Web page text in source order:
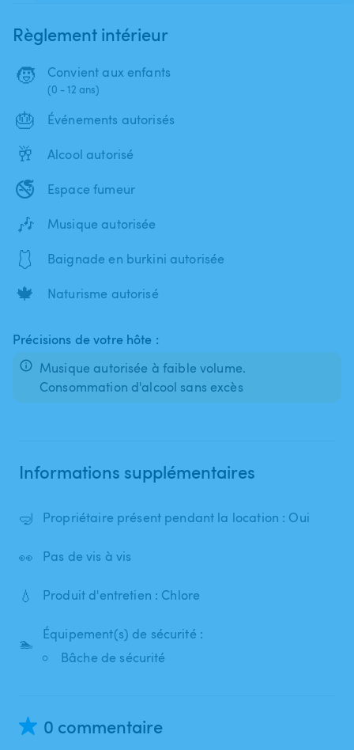
Règlement intérieur
🧒 Convient aux enfants
(0 - 12 ans)
🎂 Événements autorisés
🥂 Alcool autorisé
🚭 Espace fumeur
🎶 Musique autorisée
🩱 Baignade en burkini autorisée
🍁 Naturisme autorisé
Précisions de votre hôte :
Musique autorisée à faible volume.
Consommation d'alcool sans excès
Informations supplémentaires
🤿 Propriétaire présent pendant la location : Oui
👀 Pas de vis à vis
💧 Produit d'entretien : Chlore
🏊
Équipement(s) de sécurité :
Bâche de sécurité
0 commentaire